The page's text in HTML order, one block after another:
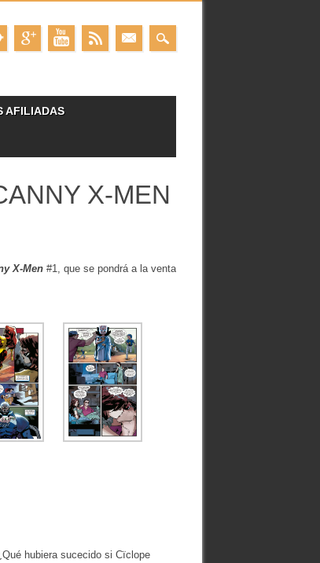
AFILIADAS
X-MEN
X-Men#1, que se pondrá a la venta
hubiera sucecido si Cïclope